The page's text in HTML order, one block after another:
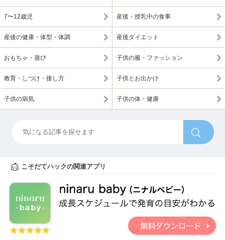
7〜12歳児 産後・授乳中の食事
産後の健康・体型・体調 産後ダイエット
おもちゃ・遊び 子供の服・ファッション
教育・しつけ・接し方 子供とお出かけ
子供の病気 子供の体・健康
こそだてハックの関連アプリ